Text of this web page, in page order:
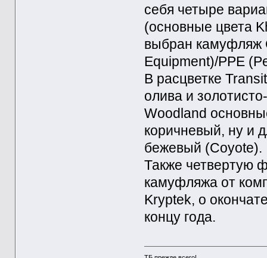
себя четыре
(основные цвета
выбран камуфляж
Equipment)/PPE
В расцветке
олива и
Woodland
коричневый, ну и
бежевый (Coyote).
Также четвертую
камуфляжа от
Kryptek, о
концу года.